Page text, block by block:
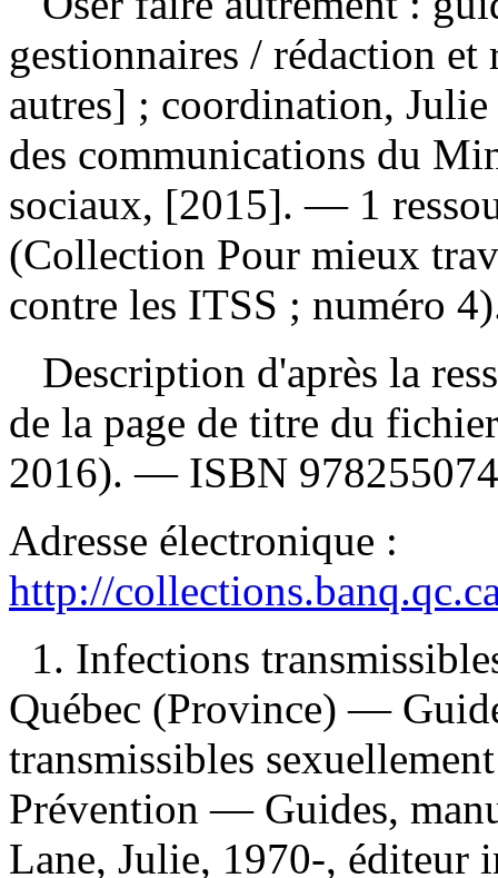
gestionnaires / rédaction et
autres] ; coordination,
des communications du
sociaux, [2015]. — 1
(Collection Pour mieux
contre les ITSS ; numéro
Description d'après la
de la page de titre du
2016). — ISBN
Adresse électronique :
http://
1. Infections
Québec (Province) —
transmissibles
Prévention — Guides,
Lane, Julie, 1970-, éditeur